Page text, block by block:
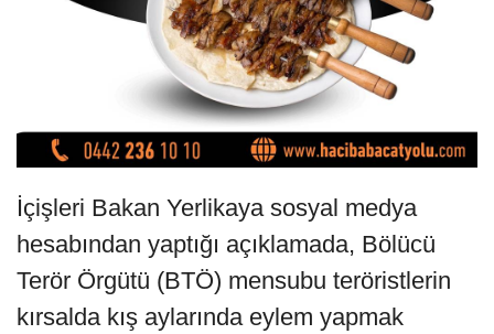
İçişleri Bakan Yerlikaya sosyal medya
hesabından yaptığı açıklamada, Bölücü
Terör Örgütü (BTÖ) mensubu teröristlerin
kırsalda kış aylarında eylem yapmak